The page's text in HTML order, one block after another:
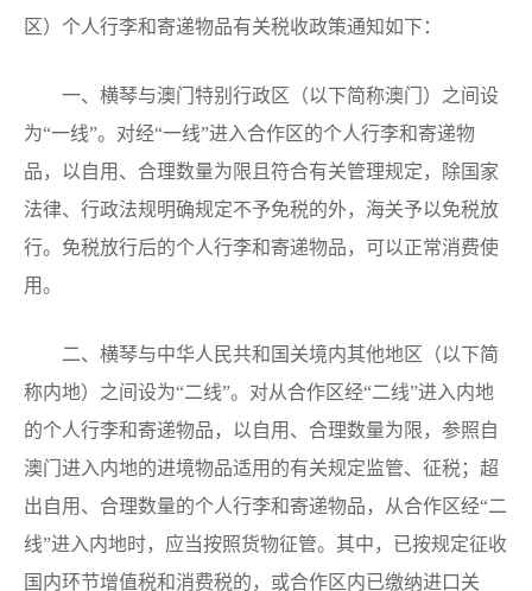
区）个人行李和寄递物品有关税收政策通知如下：
一、横琴与澳门特别行政区（以下简称澳门）之间设
为“一线”。对经“一线”进入合作区的个人行李和寄递物
品，以自用、合理数量为限且符合有关管理规定，除国家
法律、行政法规明确规定不予免税的外，海关予以免税放
行。免税放行后的个人行李和寄递物品，可以正常消费使
用。
二、横琴与中华人民共和国关境内其他地区（以下简
称内地）之间设为“二线”。对从合作区经“二线”进入内地
的个人行李和寄递物品，以自用、合理数量为限，参照自
澳门进入内地的进境物品适用的有关规定监管、征税；超
出自用、合理数量的个人行李和寄递物品，从合作区经“二
线”进入内地时，应当按照货物征管。其中，已按规定征收
国内环节增值税和消费税的，或合作区内已缴纳进口关